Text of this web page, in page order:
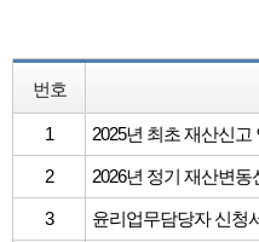
번호
1 2025년 최초 재산신고
2 2026년 정기 재산변동
3 윤리업무담당자 신청